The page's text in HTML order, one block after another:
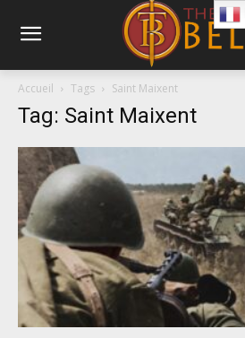
Accueil Tags Saint Maixent
Tag: Saint Maixent